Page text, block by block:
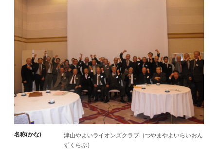
名称(かな)
津山やよいライオンズクラブ（つやまやよいらいおん
ずくらぶ）